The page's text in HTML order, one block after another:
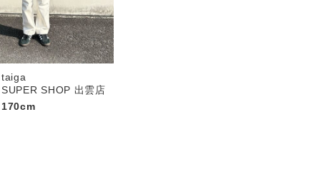
taiga
SUPER SHOP 出雲店
170cm